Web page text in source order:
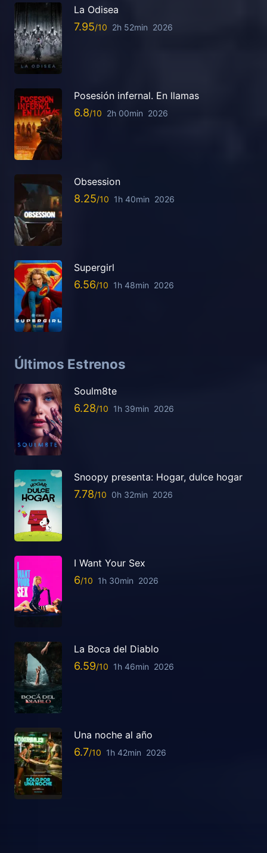
La Odisea
7.95 2h 52min 2026
Posesión infernal. En llamas
6.8 2h 00min 2026
Obsession
8.25 1h 40min 2026
Supergirl
6.56 1h 48min 2026
Últimos Estrenos
Soulm8te
6.28 1h 39min 2026
Snoopy presenta: Hogar, dulce hogar
7.78 0h 32min 2026
I Want Your Sex
6 1h 30min 2026
La Boca del Diablo
6.59 1h 46min 2026
Una noche al año
6.7 1h 42min 2026